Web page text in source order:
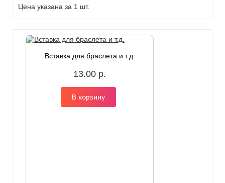
Цена указана за 1 шт.
Вставка для браслета и т.д.
13.00 р.
В корзину